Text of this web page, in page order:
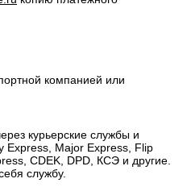
компанией или
курьерские службы и
Express, Major Express, Flip
CDEK, DPD, КСЭ и другие.
службу.